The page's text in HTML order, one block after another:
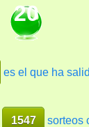
20
es el que ha
1547 sorteos